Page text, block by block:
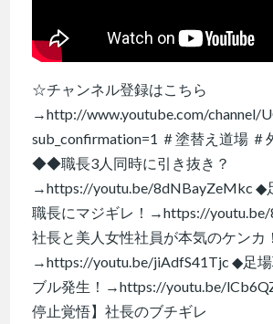
☆チャンネル登録はこちら
→http://www.youtube.com/channel/
sub_confirmation=1 ＃塗替え道場 ＃
◆◆職長3人同時に引き抜き？
→https://youtu.be/8dNBayZeMkc ◆
職長にマジギレ！→https://
社長と美人女性社員が本気のケンカ！
→https://youtu.be/jiAdfS41Tjc ◆足場
ブル発生！→https://youtu.be/
停止覚悟】社長のブチギレ